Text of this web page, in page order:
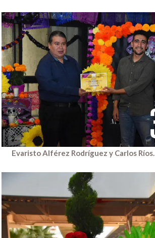
Evaristo Alférez Rodríguez y Carlos Ríos.